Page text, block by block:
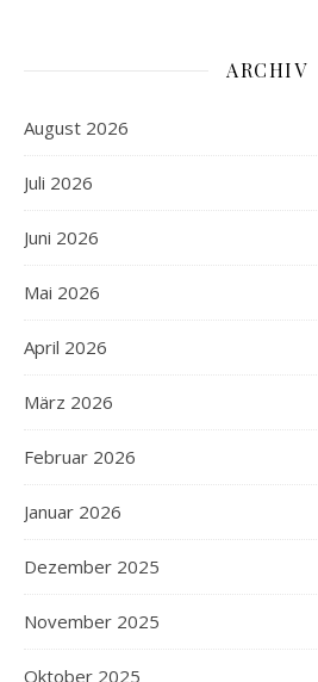
ARCHIV
August 2026
Juli 2026
Juni 2026
Mai 2026
April 2026
März 2026
Februar 2026
Januar 2026
Dezember 2025
November 2025
Oktober 2025